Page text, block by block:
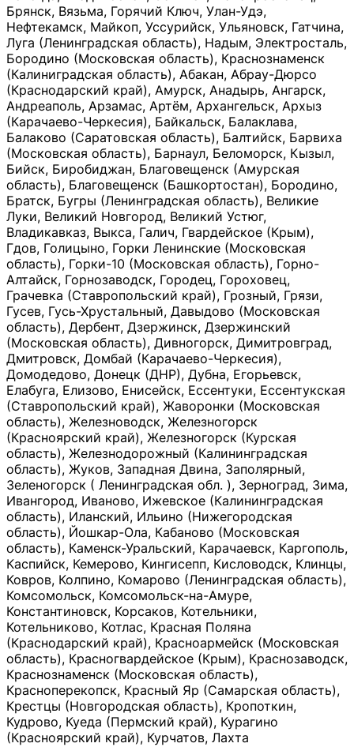
Брянск, Вязьма, Горячий Ключ, Улан-Удэ,
Нефтекамск, Майкоп, Уссурийск, Ульяновск, Гатчина,
Луга (Ленинградская область), Надым, Электросталь,
Бородино (Московская область), Краснознаменск
(Калиниградская область), Абакан, Абрау-Дюрсо
(Краснодарский край), Амурск, Анадырь, Ангарск,
Андреаполь, Арзамас, Артём, Архангельск, Архыз
(Карачаево-Черкесия), Байкальск, Балаклава,
Балаково (Саратовская область), Балтийск, Барвиха
(Московская область), Барнаул, Беломорск, Кызыл,
Бийск, Биробиджан, Благовещенск (Амурская
область), Благовещенск (Башкортостан), Бородино,
Братск, Бугры (Ленинградская область), Великие
Луки, Великий Новгород, Великий Устюг,
Владикавказ, Выкса, Галич, Гвардейское (Крым),
Гдов, Голицыно, Горки Ленинские (Московская
область), Горки-10 (Московская область), Горно-
Алтайск, Горнозаводск, Городец, Гороховец,
Грачевка (Ставропольский край), Грозный, Грязи,
Гусев, Гусь-Хрустальный, Давыдово (Московская
область), Дербент, Дзержинск, Дзержинский
(Московская область), Дивногорск, Димитровград,
Дмитровск, Домбай (Карачаево-Черкесия),
Домодедово, Донецк (ДНР), Дубна, Егорьевск,
Елабуга, Елизово, Енисейск, Ессентуки, Ессентукская
(Ставропольский край), Жаворонки (Московская
область), Железноводск, Железногорск
(Красноярский край), Железногорск (Курская
область), Железнодорожный (Калининградская
область), Жуков, Западная Двина, Заполярный,
Зеленогорск ( Ленинградская обл. ), Зерноград, Зима,
Ивангород, Иваново, Ижевское (Калининградская
область), Иланский, Ильино (Нижегородская
область), Йошкар-Ола, Кабаново (Московская
область), Каменск-Уральский, Карачаевск, Каргополь,
Каспийск, Кемерово, Кингисепп, Кисловодск, Клинцы,
Ковров, Колпино, Комарово (Ленинградская область),
Комсомольск, Комсомольск-на-Амуре,
Константиновск, Корсаков, Котельники,
Котельниково, Котлас, Красная Поляна
(Краснодарский край), Красноармейск (Московская
область), Красногвардейское (Крым), Краснозаводск,
Краснознаменск (Московская область),
Красноперекопск, Красный Яр (Самарская область),
Крестцы (Новгородская область), Кропоткин,
Кудрово, Куеда (Пермский край), Курагино
(Красноярский край), Курчатов, Лахта